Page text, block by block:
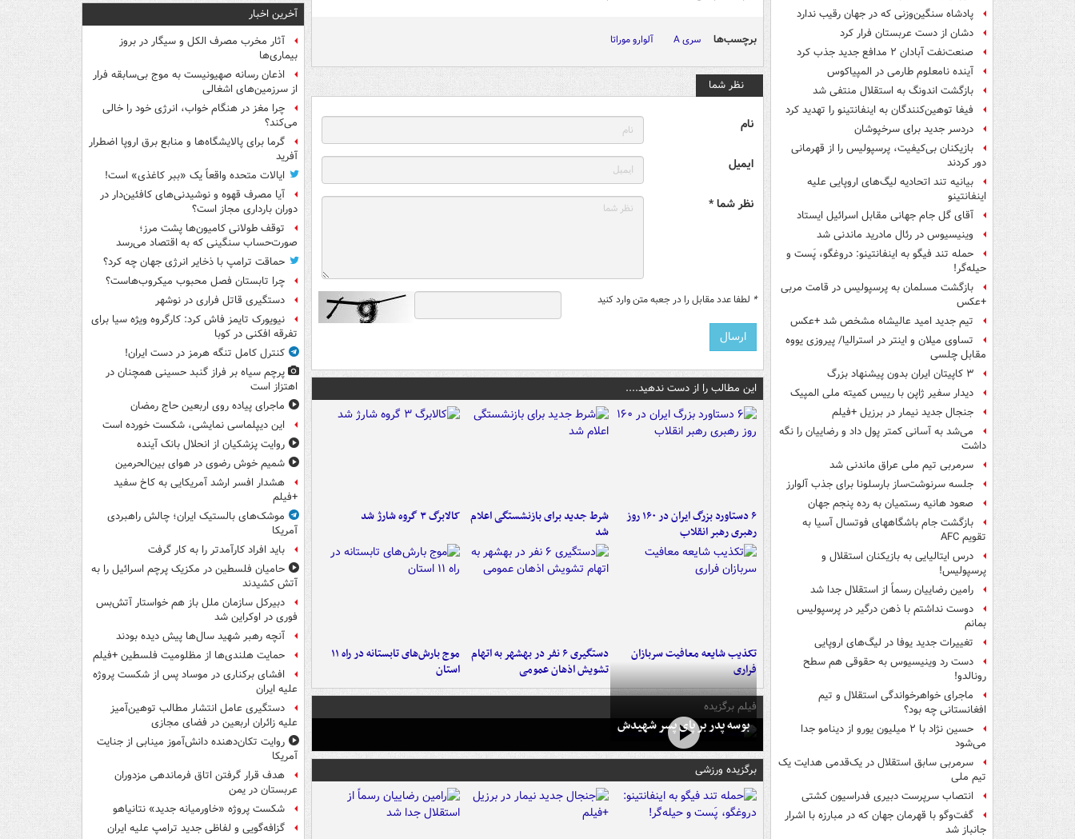
پادشاه سنگین‌وزنی که در جهان رقیب ندارد
دشان از دست عربستان فرار کرد
صنعت‌نفت آبادان ۲ مدافع جدید جذب کرد
آینده نامعلوم طارمی در المپیاکوس
بازگشت اندونگ به استقلال منتفی شد
فیفا توهین‌کنندگان به اینفانتینو را تهدید کرد
دردسر جدید برای سرخپوشان
بازیکنان بی‌کیفیت، پرسپولیس را از قهرمانی
دور کردند
بیانیه تند اتحادیه لیگ‌های اروپایی علیه
اینفانتینو
آقای گل جام جهانی مقابل اسرائیل ایستاد
وینیسیوس در رئال مادرید ماندنی شد
حمله تند فیگو به اینفانتینو: دروغگو، پَست‌ و
حیله‌گر!
بازگشت مسلمان به پرسپولیس در قامت مربی
+عکس
تیم جدید امید عالیشاه مشخص شد +عکس
تساوی میلان و اینتر در استرالیا/ پیروزی یووه
مقابل چلسی
۳ کاپیتان ایران بدون پیشنهاد بزرگ
دیدار سفیر ژاپن با رییس کمیته ملی المپیک
جنجال جدید نیمار در برزیل +فیلم
می‌شد به آسانی کمتر پول داد و رضاییان را نگه
داشت
سرمربی تیم ملی عراق ماندنی شد
جلسه سرنوشت‌ساز بارسلونا برای جذب آلوارز
صعود هانیه رستمیان به رده پنجم جهان
بازگشت جام باشگاههای فوتسال آسیا به
تقویم AFC
درس ایتالیایی‌ به بازیکنان استقلال و
پرسپولیس!
رامین رضاییان رسماً از استقلال جدا شد
دوست نداشتم با ذهن درگیر در پرسپولیس
بمانم
تغییرات جدید یوفا در لیگ‌های اروپایی
دست رد وینیسیوس به حقوقی هم سطح
رونالدو!
ماجرای خواهرخواندگی استقلال و تیم
افغانستانی چه بود؟
حسین نژاد با ۲ میلیون یورو از دینامو جدا
می‌شود
سرمربی سابق استقلال در یک‌قدمی هدایت یک
تیم ملی
انتصاب سرپرست دبیری فدراسیون کشتی
گفت‌وگو با قهرمان جهان که در مبارزه با اشرار
جانباز شد
برچسب‌ها سری A آلوارو موراتا
نظر شما
نام
ایمیل
نظر شما *
* لطفا عدد مقابل را در جعبه متن وارد کنید
این مطالب را از دست ندهید....
۶ دستاورد بزرگ ایران در ۱۶۰ روز
رهبری رهبر انقلاب
شرط جدید برای بازنشستگی اعلام
شد
کالابرگ ۳ گروه شارژ شد
تکذیب شایعه معافیت سربازان
فراری
دستگیری ۶ نفر در بهشهر به اتهام
تشویش اذهان عمومی
موج بارش‌های تابستانه در راه ۱۱
استان
فیلم برگزیده
بوسه‌ پدر بر پای پسر شهیدش
برگزیده ورزشی
آخرین اخبار
آثار مخرب مصرف الکل و سیگار در بروز
بیماری‌ها
اذعان رسانه صهیونیست به موج بی‌سابقه فرار
از سرزمین‌های اشغالی
چرا مغز در هنگام خواب، انرژی خود را خالی
می‌کند؟
گرما برای پالایشگاه‌ها و منابع برق اروپا اضطرار
آفرید
ایالات متحده واقعاً یک «ببر کاغذی» است!
آیا مصرف قهوه و نوشیدنی‌های کافئین‌دار در
دوران بارداری مجاز است؟
توقف طولانی کامیون‌ها پشت مرز؛
صورت‌حساب سنگینی که به اقتصاد می‌رسد
حماقت ترامپ با ذخایر انرژی جهان چه کرد؟
چرا تابستان فصل محبوب میکروب‌هاست؟
دستگیری قاتل فراری در نوشهر
نیویورک تایمز فاش کرد: کارگروه ویژه سیا برای
تفرقه افکنی در کوبا
کنترل کامل تنگه هرمز در دست ایران!
پرچم سیاه بر فراز گنبد حسینی همچنان در
اهتزاز است
ماجرای پیاده روی اربعین حاج رمضان
این دیپلماسی نمایشی، شکست خورده است
روایت پزشکیان از انحلال بانک آینده
شمیم خوش رضوی در هوای بین‌الحرمین
هشدار افسر ارشد آمریکایی به کاخ سفید
+فیلم
موشک‌های بالستیک ایران؛ چالش راهبردی
آمریکا
باید افراد کارآمدتر را به کار گرفت
حامیان فلسطین در مکزیک پرچم اسرائیل را به
آتش کشیدند
دبیرکل سازمان ملل باز هم خواستار آتش‌بس
فوری در اوکراین شد
آنچه رهبر شهید سال‌ها پیش دیده بودند
حمایت هلندی‌ها از مظلومیت فلسطین +فیلم
افشای برکناری در موساد پس از شکست پروژه
علیه ایران
دستگیری عامل انتشار مطالب توهین‌آمیز
علیه زائران اربعین در فضای مجازی
روایت تکان‌دهنده دانش‌آموز مینابی از جنایت
آمریکا
هدف قرار گرفتن اتاق‌ فرماندهی مزدوران
عربستان در یمن
شکست پروژه «خاورمیانه جدید» نتانیاهو
گزافه‌گویی و لفاظی جدید ترامپ علیه ایران